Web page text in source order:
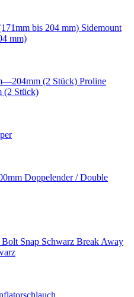
Sidemount
mm)
Proline
(2 Stück)
Doppelender / Double
Break Away